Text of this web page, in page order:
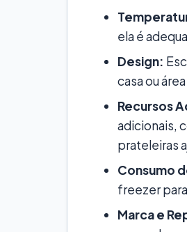
ela é
Design:
casa ou
Recursos
adicionais,
prateleiras
Consumo
freezer
Marca e